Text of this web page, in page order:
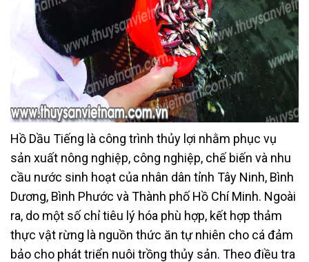
Hồ Dầu Tiếng là công trình thủy lợi nhằm phục vụ
sản xuất nông nghiệp, công nghiệp, chế biến và nhu
cầu nước sinh hoạt của nhân dân tỉnh Tây Ninh, Bình
Dương, Bình Phước và Thành phố Hồ Chí Minh. Ngoài
ra, do một số chỉ tiêu lý hóa phù hợp, kết hợp thảm
thực vật rừng là nguồn thức ăn tự nhiên cho cá đảm
bảo cho phát triển nuôi trồng thủy sản. Theo điều tra